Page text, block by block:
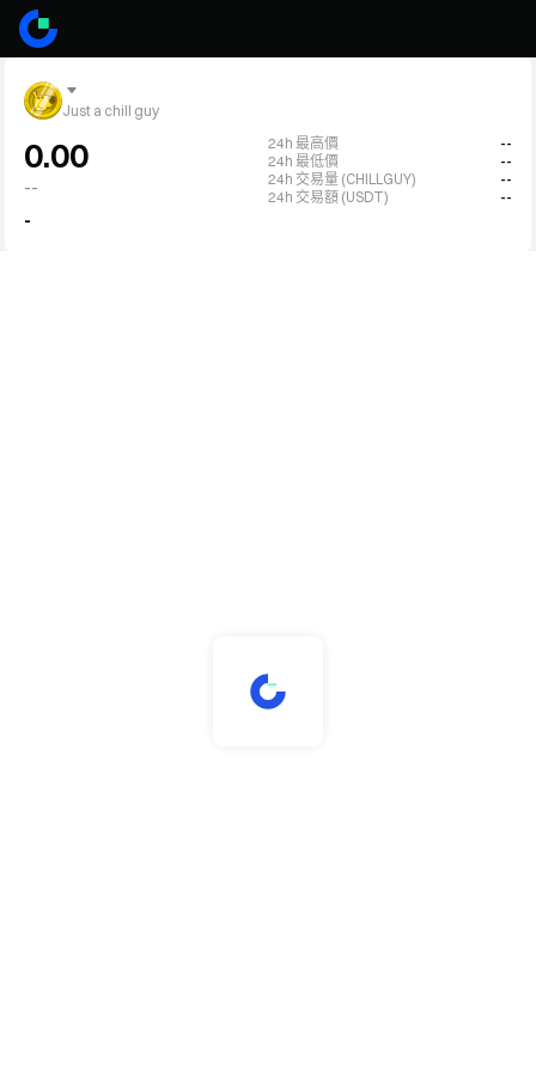
Just a chill guy
0.00
--
-
24h 最高價
--
24h 最低價
--
24h 交易量 (CHILLGUY)
--
24h 交易額 (USDT)
--